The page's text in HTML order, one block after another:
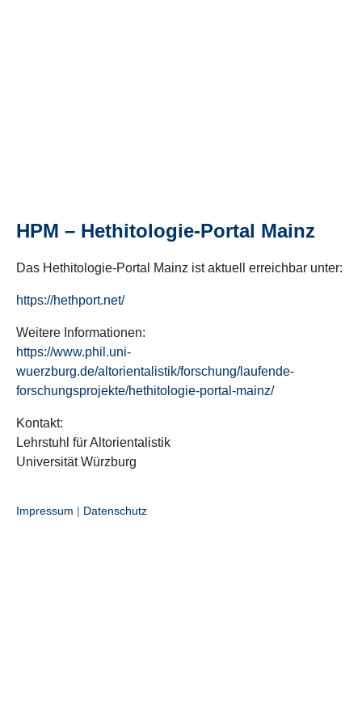
HPM – Hethitologie-Portal Mainz
Das Hethitologie-Portal Mainz ist aktuell erreichbar unter:
https://hethport.net/
Weitere Informationen:
https://www.phil.uni-
wuerzburg.de/altorientalistik/forschung/laufende-
forschungsprojekte/hethitologie-portal-mainz/
Kontakt:
Lehrstuhl für Altorientalistik
Universität Würzburg
Impressum | Datenschutz